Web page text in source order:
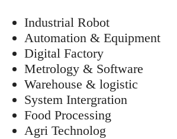
Industrial Robot
Automation & Equipment
Digital Factory
Metrology & Software
Warehouse & logistic
System Intergration
Food Processing
Agri Technolog